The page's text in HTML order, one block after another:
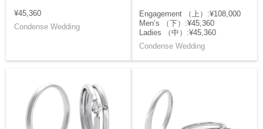
¥45,360
Condense Wedding
Engagement （上）:¥108,000
Men’s （下）:¥45,360
Ladies （中）:¥45,360
Condense Wedding